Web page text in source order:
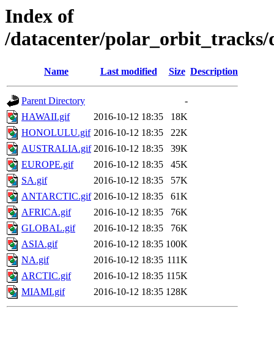
Index of
/datacenter/polar_orbit_tracks/
Name Last modified Size Description
Parent Directory
-
HAWAII.gif
2016-10-12 18:35
18K
HONOLULU.gif 2016-10-12 18:35
22K
AUSTRALIA.gif 2016-10-12 18:35
39K
EUROPE.gif
2016-10-12 18:35
45K
SA.gif
2016-10-12 18:35
57K
ANTARCTIC.gif 2016-10-12 18:35
61K
AFRICA.gif
2016-10-12 18:35
76K
GLOBAL.gif
2016-10-12 18:35
76K
ASIA.gif
2016-10-12 18:35 100K
NA.gif
2016-10-12 18:35 111K
ARCTIC.gif
2016-10-12 18:35 115K
MIAMI.gif
2016-10-12 18:35 128K